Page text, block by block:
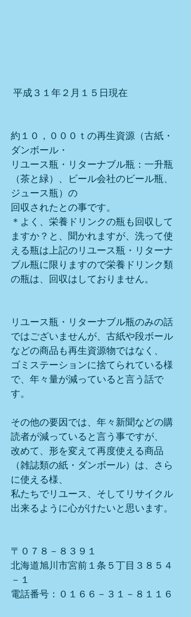
平成３１年２月１５日現在
約１０，０００ｔの再生資源（古紙・
ダンボール・
リユース瓶・リターナブル瓶：一升瓶
（茶と緑）、ビール会社のビール瓶、
ジュース瓶）の
回収されたとの事です。
＊よく、栄養ドリンクの瓶も回収して
ますか？と、聞かれますが、洗って使
える瓶は上記のリユース瓶・リターナ
ブル瓶に限りますので栄養ドリンク類
の瓶は、回収はしておりません。
リユース瓶・リターナブル瓶のみの話
ではございませんが、古紙や段ボール
などの商品も再生資源物ではなく、
ゴミステーションに捨てられている様
で、年々量が減っていると言う話で
す。
その他の要因では、年々新聞などの購
読者が減っていると言う事ですが、
改めて、形を変えて再度使える商品
（雑誌類の紙・ダンボール）は、さら
に使える様、
私たちでリユース、そしてリサイクル
出来るように心がけたいと思います。
〒０７８－８３９１
北海道旭川市宮前１条５丁目３８５４
－１
電話番号：０１６６－３１－８１１６